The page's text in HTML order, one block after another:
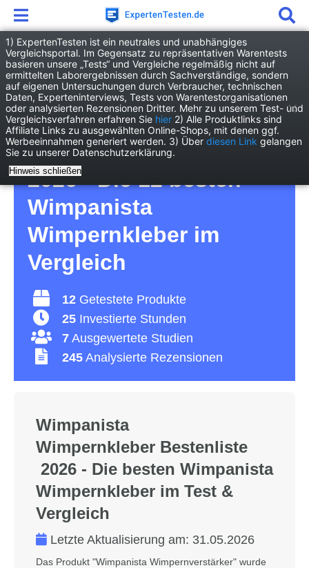
Drogerie
Kosmetik & Hygiene
Wimpanista Wimpernkleber
Wimpanista
Wimpernkleber Test
2026 • Die 12 besten
Wimpanista
Wimpernkleber im
Vergleich
12 Getestete Produkte
25 Investierte Stunden
7 Ausgewertete Studien
245 Analysierte Rezensionen
Wimpanista
Wimpernkleber Bestenliste
2026 - Die besten Wimpanista
Wimpernkleber im Test &
Vergleich
Letzte Aktualisierung am: 31.05.2026
Das Produkt "Wimpanista Wimpernverstärker" wurde
1) ExpertenTesten ist ein neutrales und unabhängiges
Vergleichsportal. Im Gegensatz zu repräsentativen Warentests
basieren unsere „Tests“ und Vergleiche regelmäßig nicht auf
ermittelten Laborergebnissen durch Sachverständige, sondern
auf eigenen Untersuchungen durch Verbraucher, technischen
Daten, Experteninterviews, Tests von Warentestorganisationen
oder analysierten Rezensionen Dritter. Mehr zu unserem Test- und
Vergleichsverfahren erfahren Sie hier 2) Alle Produktlinks sind
Affiliate Links zu ausgewählten Online-Shops, mit denen ggf.
Werbeeinnahmen generiert werden. 3) Über diesen Link gelangen
Sie zu unserer Datenschutzerklärung.
Hinweis schließen